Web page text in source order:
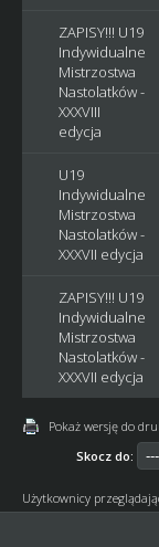
ZAPISY!!! U19
Indywidualne
Mistrzostwa
Nastolatków -
XXXVIII
edycja
U19
Indywidualne
Mistrzostwa
Nastolatków -
XXXVII edycja
ZAPISY!!! U19
Indywidualne
Mistrzostwa
Nastolatków -
XXXVII edycja
Pokaż wersję do
Skocz do:
Użytkownicy